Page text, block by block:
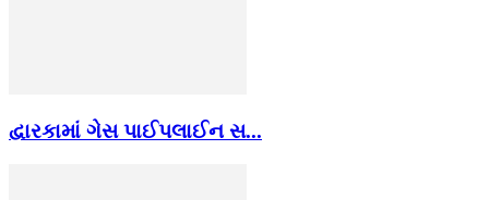
દ્વારકામાં ગેસ પાઈપલાઈન સ...